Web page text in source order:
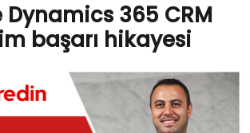
365 CRM
başarı hikayesi